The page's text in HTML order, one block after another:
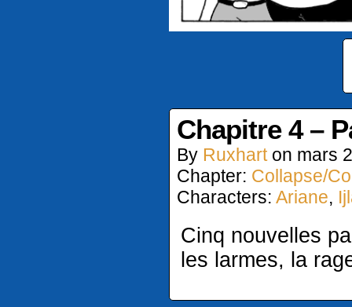
Chapitre 4 –
By Ruxhart on mars
Chapter: Collapse/
Characters: Ariane,
Cinq nouvelles
les larmes, la